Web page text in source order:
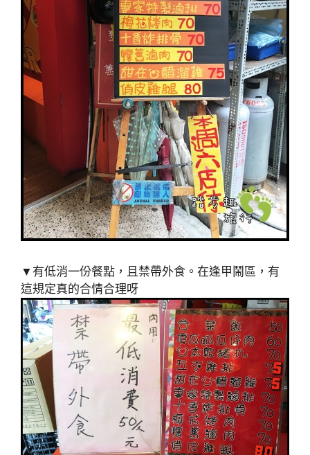
▼有低消一份餐點，且禁帶外食。在逢甲鬧區，有
這規定真的合情合理呀